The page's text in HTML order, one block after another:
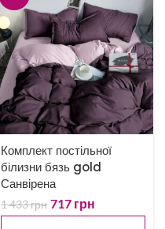
Комплект постільної
білизни бязь gold
Санвірена
1 433грн 717 грн